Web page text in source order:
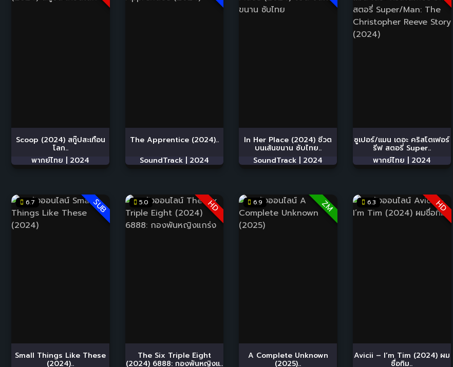
Scoop (2024) สกู๊ปสะเทือน
โลก..
พากย์ไทย | 2024
The Apprentice (2024)..
SoundTrack | 2024
In Her Place (2024) ชีวต
บนเส้นขนาน ซับไทย..
SoundTrack | 2024
ซูเปอร์/แมน เดอะ คริสโตเฟอร์
รีฟ สตอรี่ Super..
พากย์ไทย | 2024
SUB
6.7
Small Things Like These
(2024)..
HD
5.0
The Six Triple Eight
(2024) 6888: กองพันหญิงแ..
ZM
6.9
A Complete Unknown
(2025)..
HD
6.3
Avicii – I’m Tim (2024) ผม
ชื่อทิม..